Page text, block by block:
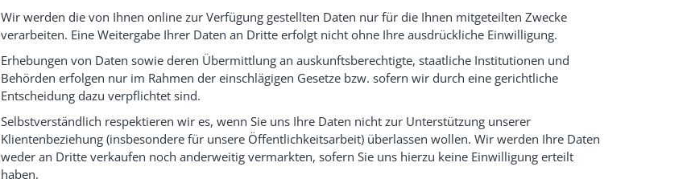
Wir werden die von Ihnen online zur Verfügung gestellten Daten nur für die Ihnen mitgeteilten Zwecke
verarbeiten. Eine Weitergabe Ihrer Daten an Dritte erfolgt nicht ohne Ihre ausdrückliche Einwilligung.
Erhebungen von Daten sowie deren Übermittlung an auskunftsberechtigte, staatliche Institutionen und
Behörden erfolgen nur im Rahmen der einschlägigen Gesetze bzw. sofern wir durch eine gerichtliche
Entscheidung dazu verpflichtet sind.
Selbstverständlich respektieren wir es, wenn Sie uns Ihre Daten nicht zur Unterstützung unserer
Klientenbeziehung (insbesondere für unsere Öffentlichkeitsarbeit) überlassen wollen. Wir werden Ihre Daten
weder an Dritte verkaufen noch anderweitig vermarkten, sofern Sie uns hierzu keine Einwilligung erteilt
haben.